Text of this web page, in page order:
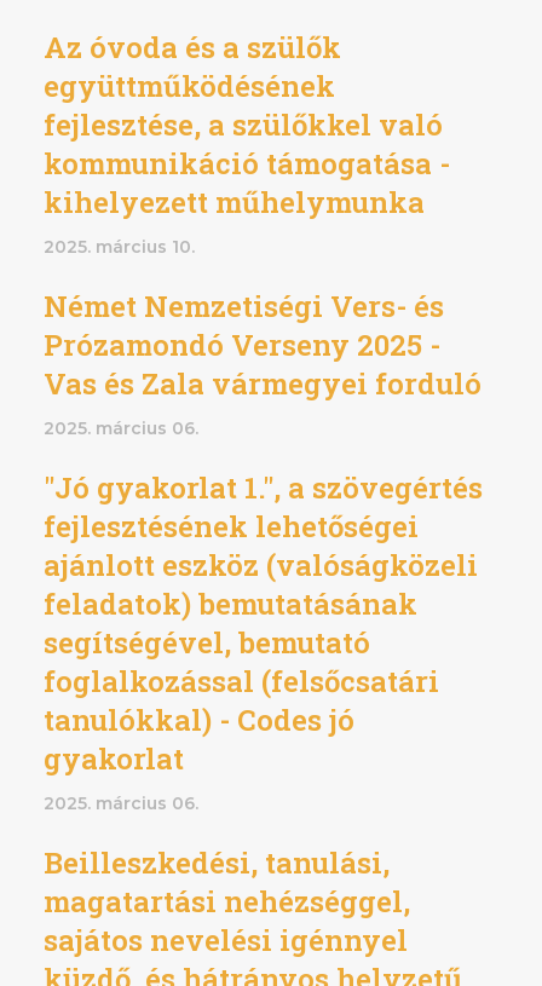
Az óvoda és a szülők
együttműködésének
fejlesztése, a szülőkkel való
kommunikáció támogatása -
kihelyezett műhelymunka
2025. március 10.
Német Nemzetiségi Vers- és
Prózamondó Verseny 2025 -
Vas és Zala vármegyei forduló
2025. március 06.
"Jó gyakorlat 1.", a szövegértés
fejlesztésének lehetőségei
ajánlott eszköz (valóságközeli
feladatok) bemutatásának
segítségével, bemutató
foglalkozással (felsőcsatári
tanulókkal) - Codes jó
gyakorlat
2025. március 06.
Beilleszkedési, tanulási,
magatartási nehézséggel,
sajátos nevelési igénnyel